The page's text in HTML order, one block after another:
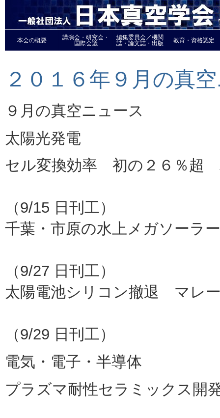
本会の概要
講演会・研究会・
国際会議
編集委員会／機関
誌・論文誌・出版
教育・資格認定
２０１６年９月の真
９月の真空ニュース
太陽光発電
セル変換効率 初の２６％超
（9/15 日刊工）
千葉・市原の水上メガソーラ
（9/27 日刊工）
太陽電池シリコン撤退 マレ
（9/29 日刊工）
電気・電子・半導体
プラズマ耐性セラミックス開